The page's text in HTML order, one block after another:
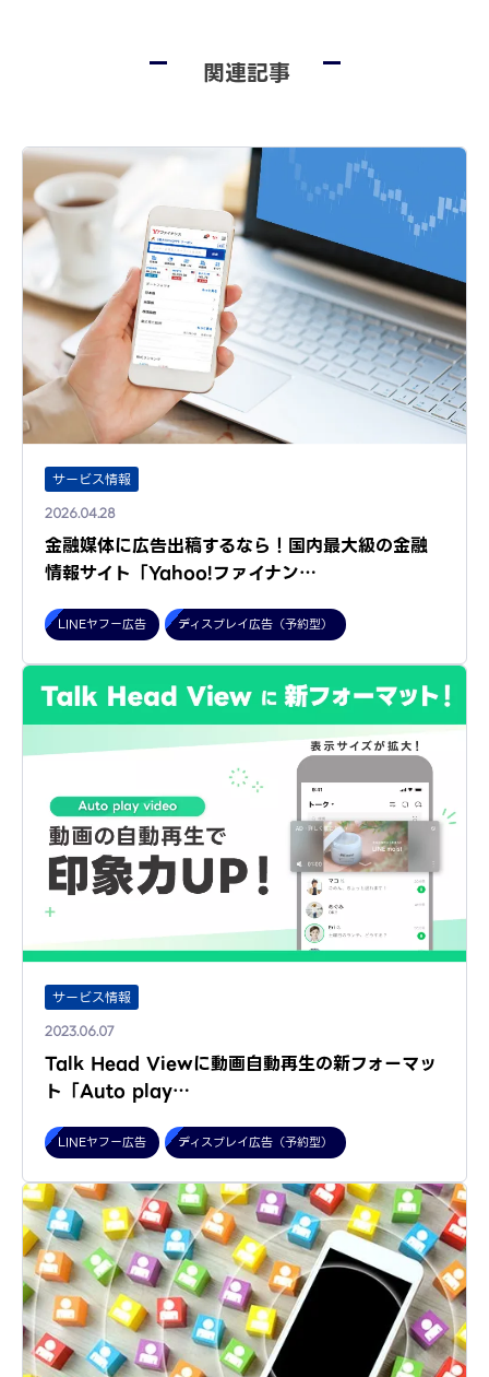
関連記事
サービス情報
2026.04.28
金融媒体に広告出稿するなら！国内最大級の金融
情報サイト「Yahoo!ファイナン…
LINEヤフー広告 ディスプレイ広告（予約型）
サービス情報
2023.06.07
Talk Head Viewに動画自動再生の新フォーマッ
ト「Auto play…
LINEヤフー広告 ディスプレイ広告（予約型）